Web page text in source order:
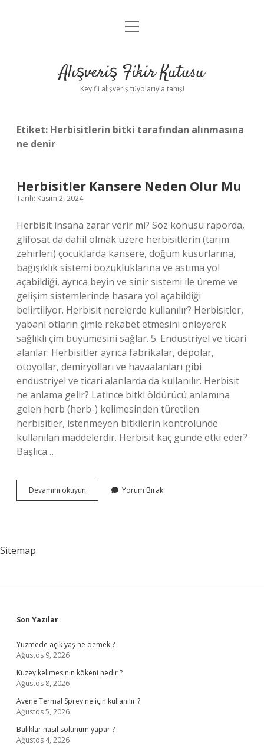
Anasayfa
Yasal Uyarı
menüyü
Alışveriş Fikir Kutusu
Keyifli alışveriş tüyolarıyla tanış!
Etiket: Herbisitlerin bitki tarafından alınmasına
ne denir
Herbisitler Kansere Neden Olur Mu
Tarih: Kasım 2, 2024
Herbisit insana zarar verir mi? Söz konusu raporda,
glifosat da dahil olmak üzere herbisitlerin (tarım
zehirleri) çocuklarda kansere, doğum kusurlarına,
bağışıklık sistemi bozukluklarına ve astıma yol
açabildiği, ayrıca beyin ve sinir sistemi ile üreme ve
gelişim sistemlerinde hasara yol açabildiği
belirtiliyor. Herbisit nerelerde kullanılır? Herbisitler,
yabani otların çimle rekabet etmesini önleyerek
sağlıklı çim büyümesini sağlar. 5. Endüstriyel ve ticari
alanlar: Herbisitler ayrıca fabrikalar, depolar,
otoyollar, demiryolları ve havaalanları gibi
endüstriyel ve ticari alanlarda da kullanılır. Herbisit
ne anlama gelir? Latince bitki öldürücü anlamına
gelen herb (herb-) kelimesinden türetilen
herbisitler, istenmeyen bitkilerin kontrolünde
kullanılan maddelerdir. Herbisit kaç günde etki eder?
Başlıca…
Devamını okuyun Herbisitler
Kansere
Yorum Bırak
Sitemap
Sidebar
Son Yazılar
Yüzmede açık yaş ne demek ?
Ağustos 9, 2026
Kuzey kelimesinin kökeni nedir ?
Ağustos 8, 2026
Avène Termal Sprey ne için kullanılır ?
Ağustos 5, 2026
Balıklar nasıl solunum yapar ?
Ağustos 4, 2026